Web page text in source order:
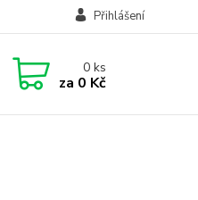
Přihlášení
0ks
za 0 Kč